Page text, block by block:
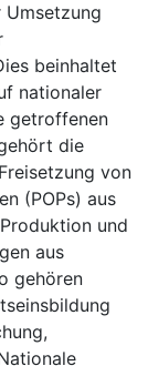
Umsetzung
beinhaltet
nationaler
getroffenen
die
von
(POPs) aus
und
aus
gehören